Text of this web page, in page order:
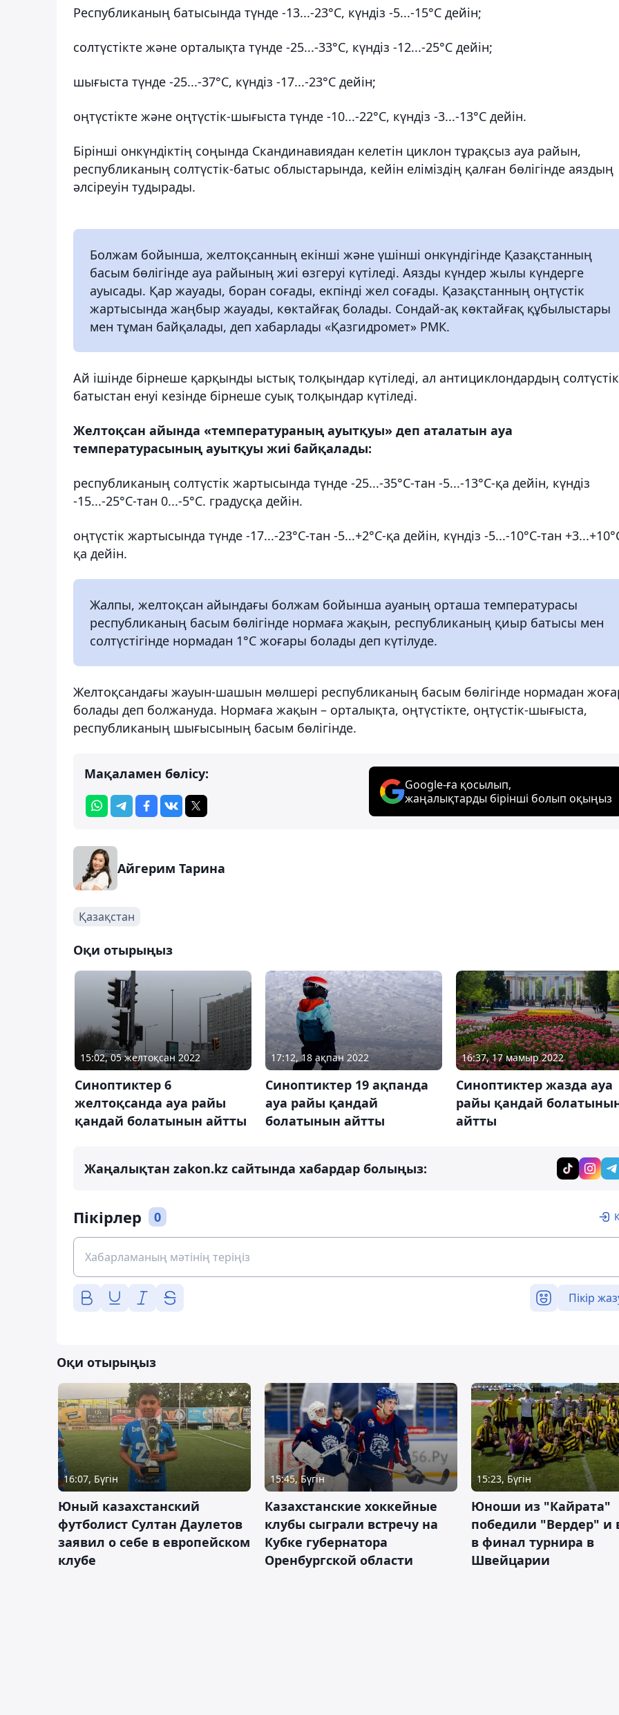
Республиканың батысында түнде -13...-23°С, күндіз -5...-15°С дейін;
солтүстікте және орталықта түнде -25...-33°C, күндіз -12...-25°С дейін;
шығыста түнде -25...-37°C, күндіз -17...-23°С дейін;
оңтүстікте және оңтүстік-шығыста түнде -10...-22°С, күндіз -3...-13°С дейін.
Бірінші онкүндіктің соңында Скандинавиядан келетін циклон тұрақсыз ауа райын,
республиканың солтүстік-батыс облыстарында, кейін еліміздің қалған бөлігінде аяздың
әлсіреуін тудырады.
Болжам бойынша, желтоқсанның екінші және үшінші онкүндігінде Қазақстанның
басым бөлігінде ауа райының жиі өзгеруі күтіледі. Аязды күндер жылы күндерге
ауысады. Қар жауады, боран соғады, екпінді жел соғады. Қазақстанның оңтүстік
жартысында жаңбыр жауады, көктайғақ болады. Сондай-ақ көктайғақ құбылыстары
мен тұман байқалады, деп хабарлады «Қазгидромет» РМК.
Ай ішінде бірнеше қарқынды ыстық толқындар күтіледі, ал антициклондардың
батыстан енуі кезінде бірнеше суық толқындар күтіледі.
Желтоқсан айында «температураның ауытқуы» деп аталатын ауа
температурасының ауытқуы жиі байқалады:
республиканың солтүстік жартысында түнде -25...-35°С-тан -5...-13°С-қа дейін, күндіз
-15...-25°С-тан 0...-5°С. градусқа дейін.
оңтүстік жартысында түнде -17...-23°С-тан -5...+2°С-қа дейін, күндіз -5...-10°С-тан
қа дейін.
Жалпы, желтоқсан айындағы болжам бойынша ауаның орташа температурасы
республиканың басым бөлігінде нормаға жақын, республиканың қиыр батысы мен
солтүстігінде нормадан 1°С жоғары болады деп күтілуде.
Желтоқсандағы жауын-шашын мөлшері республиканың басым бөлігінде нормадан
болады деп болжануда. Нормаға жақын – орталықта, оңтүстікте, оңтүстік-шығыста,
республиканың шығысының басым бөлігінде.
Мақаламен бөлісу:
Google-ға қосылып,
жаңалықтарды бірінші болып оқыңыз
Айгерим Тарина
Қазақстан
Оқи отырыңыз
15:02, 05 желтоқсан 2022
Синоптиктер 6
желтоқсанда ауа райы
қандай болатынын айтты
17:12, 18 ақпан 2022
Синоптиктер 19 ақпанда
ауа райы қандай
болатынын айтты
16:37, 17 мамыр 2022
Синоптиктер жазда ауа
райы қандай
айтты
Жаңалықтан zakon.kz сайтында хабардар болыңыз:
Пікірлер 0
Пікір
Оқи отырыңыз
16:07, Бүгін
Юный казахстанский
футболист Султан Даулетов
заявил о себе в европейском
клубе
15:45, Бүгін
Казахстанские хоккейные
клубы сыграли встречу на
Кубке губернатора
Оренбургской области
15:23, Бүгін
Юноши из "Кайрата"
победили "Вердер"
в финал турнира в
Швейцарии